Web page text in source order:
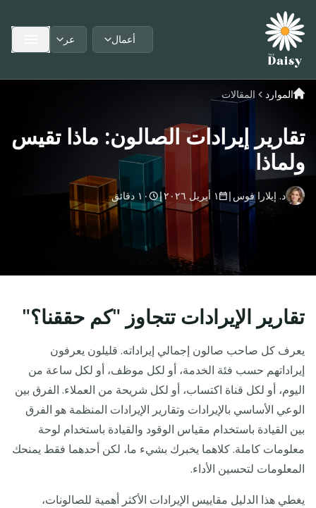
User type:أعمال Language:عر
الموارد المقالات
تقارير إيرادات الصالون: ماذا تقيس
ولماذا
د. إيلارا فوس | ١ أبريل ٢٠٢٦ | ١٠ دقائق
تقارير الإيرادات تتجاوز "كم حققنا؟"
يعرف كل صاحب صالون إجمالي إيراداته. قليلون يعرفون
إيراداتهم حسب فئة الخدمة، أو لكل موظف، أو لكل ساعة من
اليوم، أو لكل قناة اكتساب، أو لكل شريحة من العملاء. الفرق بين
الوعي الأساسي بالإيرادات وتقارير الإيرادات المنظمة هو الفرق
بين القيادة باستخدام مقياس الوقود والقيادة باستخدام لوحة
معلومات كاملة. كلاهما يخبرك بشيء ما، لكن أحدهما فقط يمنحك
المعلومات لتحسين الأداء.
يغطي هذا الدليل مقاييس الإيرادات الأكثر أهمية للصالونات،